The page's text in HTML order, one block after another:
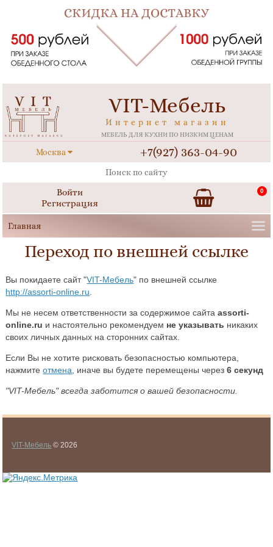
VIT-Мебель
Интернет магазин
МЕБЕЛЬ ДЛЯ КУХНИ ПО НИЗКИМ ЦЕНАМ
Москва +7(927) 363-04-90
Войти
Регистрация
0
Переход по внешней ссылке
Вы покидаете сайт "VIT-Мебель" по внешней ссылке
http://assorti-online.ru
Мы не несем ответственности за содержимое сайтаassorti-
online.ru и настоятельно рекомендуем не указывать никаких
своих личных данных на сторонних сайтах.
Если Вы не хотите рисковать безопасностью компьютера,
нажмитеотмена , иначе вы будете перемещены через6 секунд
"VIT-Мебель" всегда заботится о вашей безопасности.
VIT-Мебель © 2026